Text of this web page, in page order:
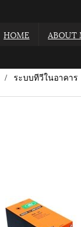
HOME ABOUT
ระบบทีวีในอาคาร